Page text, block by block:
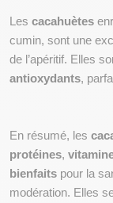
Les cacahuètes
cumin, sont une
antioxydants,
En résumé, les
protéines,
bienfaits pour la
modération. Elles